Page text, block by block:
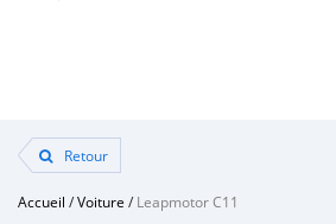
Retour
Accueil /Voiture /Leapmotor C11